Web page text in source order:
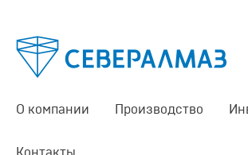
О компании Производство